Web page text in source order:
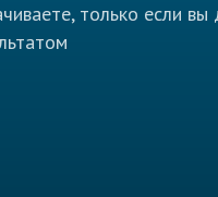
только если вы